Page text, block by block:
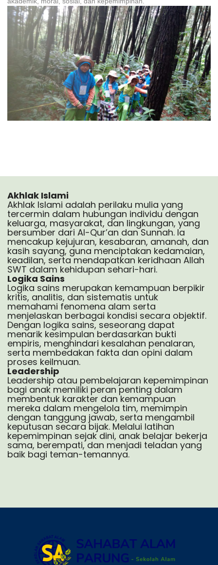
Akhlak Islami
Akhlak Islami adalah perilaku mulia yang
tercermin dalam hubungan individu dengan
keluarga, masyarakat, dan lingkungan, yang
bersumber dari Al-Qur’an dan Sunnah. Ia
mencakup kejujuran, kesabaran, amanah, dan
kasih sayang, guna menciptakan kedamaian,
keadilan, serta mendapatkan keridhaan Allah
SWT dalam kehidupan sehari-hari.
Logika Sains
Logika sains merupakan kemampuan berpikir
kritis, analitis, dan sistematis untuk
memahami fenomena alam serta
menjelaskan berbagai kondisi secara objektif.
Dengan logika sains, seseorang dapat
menarik kesimpulan berdasarkan bukti
empiris, menghindari kesalahan penalaran,
serta membedakan fakta dan opini dalam
proses keilmuan.
Leadership
Leadershipatau pembelajaran kepemimpinan
bagi anak memiliki peran penting dalam
membentuk karakter dan kemampuan
mereka dalam mengelola tim, memimpin
dengan tanggung jawab, serta mengambil
keputusan secara bijak. Melalui latihan
kepemimpinan sejak dini, anak belajar bekerja
sama, berempati, dan menjadi teladan yang
baik bagi teman-temannya.